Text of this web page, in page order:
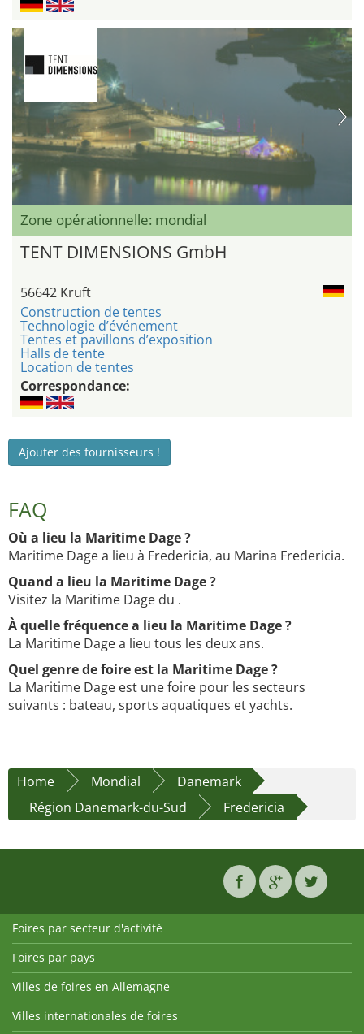
Zone opérationnelle: mondial
TENT DIMENSIONS GmbH
56642 Kruft
Construction de tentes
Technologie d’événement
Tentes et pavillons d’exposition
Halls de tente
Location de tentes
Correspondance:
Ajouter des fournisseurs !
FAQ
Où a lieu la Maritime Dage ?
Maritime Dage a lieu à Fredericia, au Marina Fredericia.
Quand a lieu la Maritime Dage ?
Visitez la Maritime Dage du .
À quelle fréquence a lieu la Maritime Dage ?
La Maritime Dage a lieu tous les deux ans.
Quel genre de foire est la Maritime Dage ?
La Maritime Dage est une foire pour les secteurs
suivants : bateau, sports aquatiques et yachts.
Home Mondial
Danemark
Région Danemark-du-Sud
Fredericia
Foires par secteur d'activité
Foires par pays
Villes de foires en Allemagne
Villes internationales de foires